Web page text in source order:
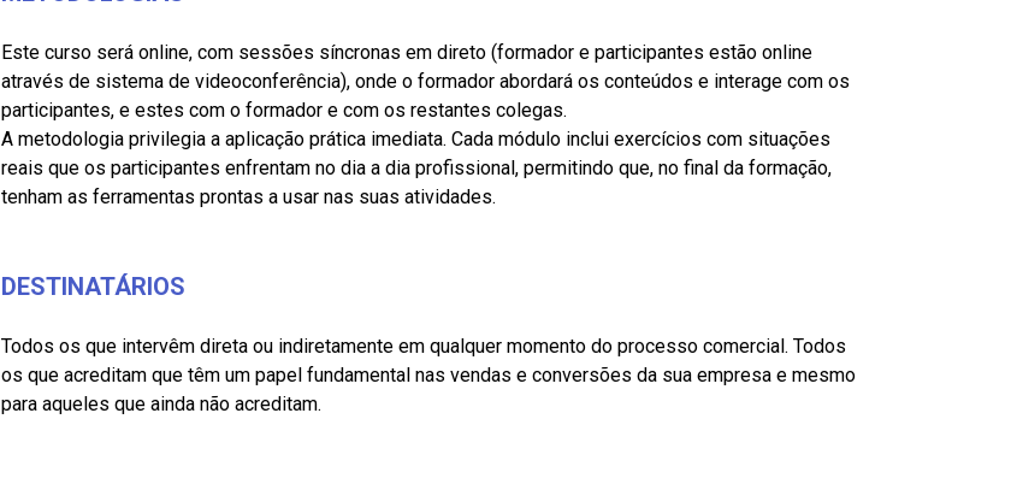
Este curso será online, com sessões síncronas em direto (formador e participantes estão online
através de sistema de videoconferência), onde o formador abordará os conteúdos e interage com os
participantes, e estes com o formador e com os restantes colegas.
A metodologia privilegia a aplicação prática imediata. Cada módulo inclui exercícios com situações
reais que os participantes enfrentam no dia a dia profissional, permitindo que, no final da formação,
tenham as ferramentas prontas a usar nas suas atividades.
DESTINATÁRIOS
Todos os que intervêm direta ou indiretamente em qualquer momento do processo comercial. Todos
os que acreditam que têm um papel fundamental nas vendas e conversões da sua empresa e mesmo
para aqueles que ainda não acreditam.